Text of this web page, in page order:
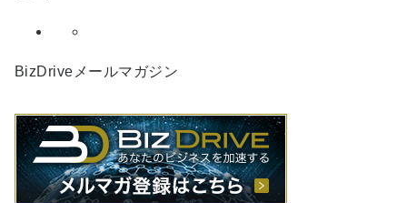
BizDriveメールマガジン